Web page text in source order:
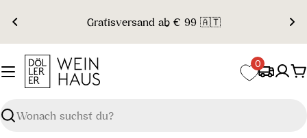
Inhalt
springen
Gratisversand ab € 99 🇦🇹
Suchen
0